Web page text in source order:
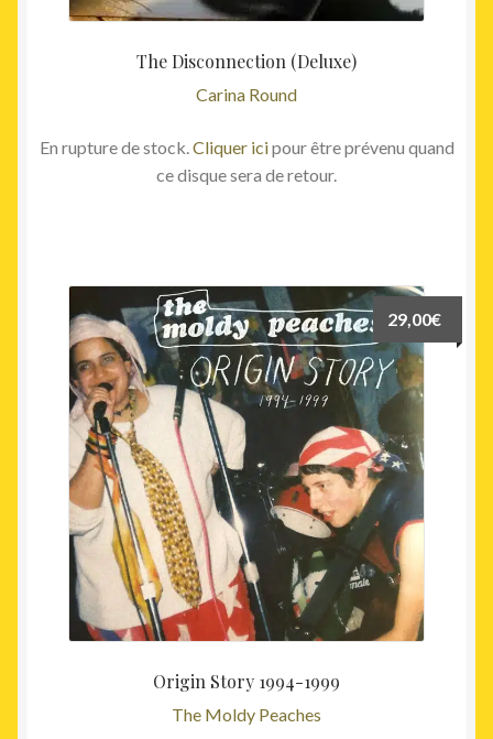
The Disconnection (Deluxe)
Carina Round
En rupture de stock.Cliquer icipour être prévenu quand
ce disque sera de retour.
Origin Story 1994-1999
The Moldy Peaches
29,00€